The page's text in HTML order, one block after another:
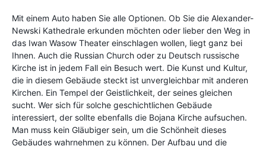
Mit einem Auto haben Sie alle Optionen. Ob Sie die Alexander-
Newski Kathedrale erkunden möchten oder lieber den Weg in
das Iwan Wasow Theater einschlagen wollen, liegt ganz bei
Ihnen. Auch die Russian Church oder zu Deutsch russische
Kirche ist in jedem Fall ein Besuch wert. Die Kunst und Kultur,
die in diesem Gebäude steckt ist unvergleichbar mit anderen
Kirchen. Ein Tempel der Geistlichkeit, der seines gleichen
sucht. Wer sich für solche geschichtlichen Gebäude
interessiert, der sollte ebenfalls die Bojana Kirche aufsuchen.
Man muss kein Gläubiger sein, um die Schönheit dieses
Gebäudes wahrnehmen zu können. Der Aufbau und die